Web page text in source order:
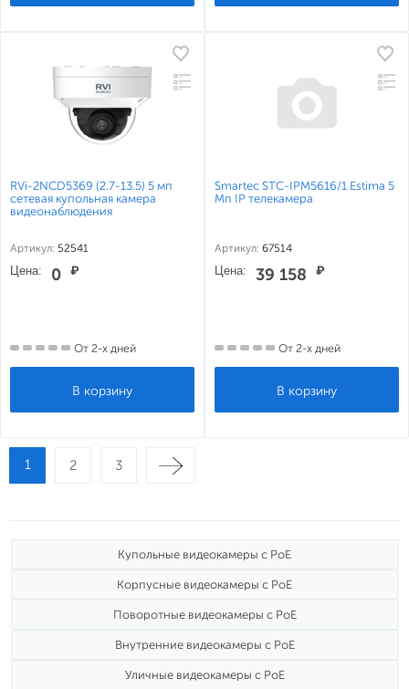
RVi-2NCD5369 (2.7-13.5) 5 мп
сетевая купольная камера
видеонаблюдения
Артикул: 52541
Цена: 0 ₽
От 2-х дней
Smartec STC-IPM5616/1 Estima 5
Мп IP телекамера
Артикул: 67514
Цена: 39 158 ₽
От 2-х дней
1 2 3
Купольные видеокамеры с PoE
Корпусные видеокамеры с PoE
Поворотные видеокамеры с PoE
Внутренние видеокамеры с PoE
Уличные видеокамеры с PoE